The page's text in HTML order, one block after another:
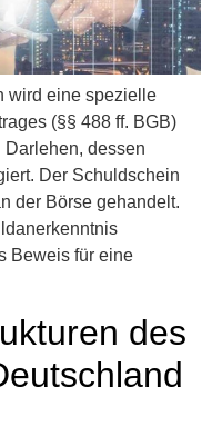
wird eine spezielle
(§§ 488 ff. BGB)
dessen
Der Schuldschein
der Börse gehandelt.
Beweis für eine
des